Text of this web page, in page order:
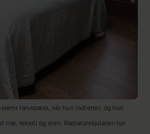
farvepalet, når hun indretter, og hun
træ, tekstil og sten. Radiatorskjuleren har